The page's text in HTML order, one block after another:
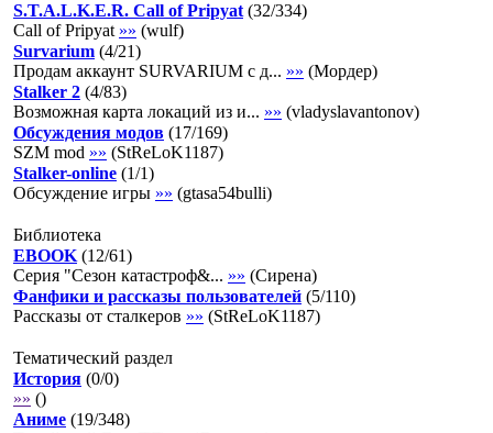
S.T.A.L.K.E.R. Call of Pripyat (32/334)
Call of Pripyat »» (wulf)
Survarium (4/21)
Продам аккаунт SURVARIUM с д... »» (Мордер)
Stalker 2 (4/83)
Возможная карта локаций из и... »» (vladyslavantonov)
Обсуждения модов (17/169)
SZM mod »» (StReLoK1187)
Stalker-online (1/1)
Обсуждение игры »» (gtasa54bulli)
Библиотека
EBOOK (12/61)
Серия "Сезон катастроф&... »» (Сирена)
Фанфики и рассказы пользователей (5/110)
Рассказы от сталкеров »» (StReLoK1187)
Тематический раздел
История (0/0)
»» ()
Аниме (19/348)